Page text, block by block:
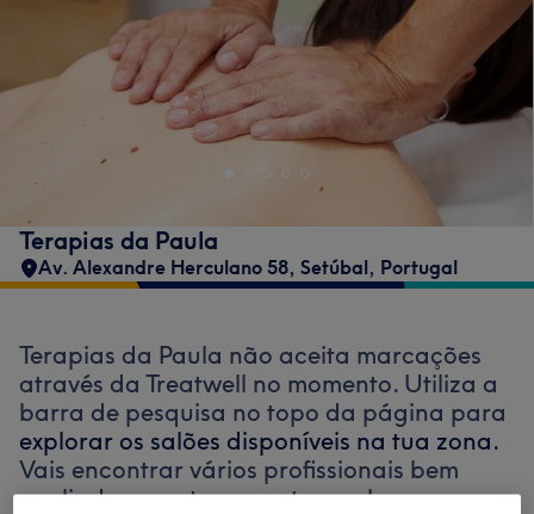
Terapias da Paula
Av. Alexandre Herculano 58, Setúbal, Portugal
Terapias da Paula não aceita marcações
através da Treatwell no momento. Utiliza a
barra de pesquisa no topo da página para
explorar os salões disponíveis na tua zona.
Vais encontrar vários profissionais bem
avaliados prontos para te receber.